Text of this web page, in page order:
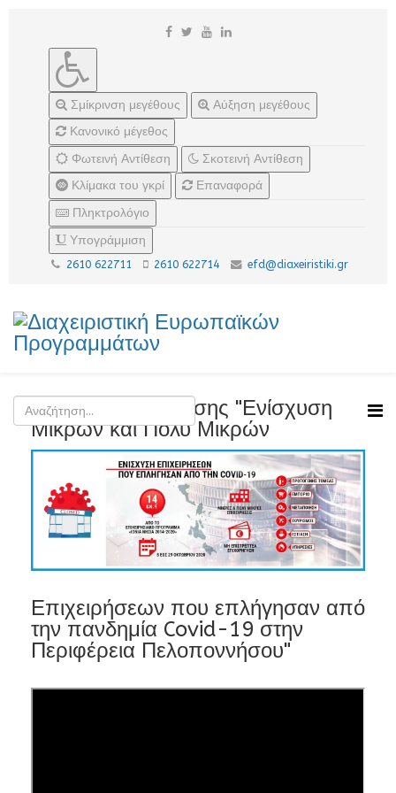
Σμίκρινση μεγέθους
Αύξηση μεγέθους
Κανονικό μέγεθος
Φωτεινή Αντίθεση
Σκοτεινή Αντίθεση
Κλίμακα του γκρί
Επαναφορά
Πληκτρολόγιο
Υπογράμμιση
2610 622711 2610 622714 efd@diaxeiristiki.gr
Παρουσίαση Δράσης "Ενίσχυση
Μικρών και Πολύ Μικρών
Επιχειρήσεων που επλήγησαν από
την πανδημία Covid-19 στην
Περιφέρεια Πελοποννήσου"